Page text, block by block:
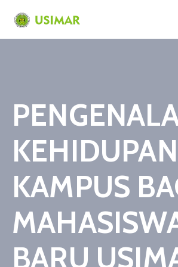
Pendaftaran
Pascasarjana
Fakultas
Agama
Fakultas
Dan
KEHIDUPAN
KAMPUS
BARU